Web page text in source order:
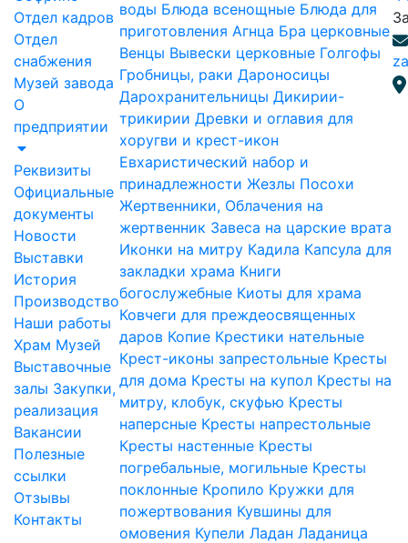
Отдел кадров
Отдел
снабжения
Музей завода
О
предприятии
Реквизиты
Официальные
документы
Новости
Выставки
История
Производство
Наши работы
Храм Музей
Выставочные
залы Закупки,
реализация
Вакансии
Полезные
ссылки
Отзывы
Контакты
воды Блюда всенощные Блюда для
приготовления Агнца Бра церковные
Венцы Вывески церковные Голгофы
Гробницы, раки Дароносицы
Дарохранительницы Дикирии-
трикирии Древки и оглавия для
хоругви и крест-икон
Евхаристический набор и
принадлежности Жезлы Посохи
Жертвенники, Облачения на
жертвенник Завеса на царские врата
Иконки на митру Кадила Капсула для
закладки храма Книги
богослужебные Киоты для храма
Ковчеги для преждеосвященных
даров Копие Крестики нательные
Крест-иконы запрестольные Кресты
для дома Кресты на купол Кресты на
митру, клобук, скуфью Кресты
наперсные Кресты напрестольные
Кресты настенные Кресты
погребальные, могильные Кресты
поклонные Кропило Кружки для
пожертвования Кувшины для
омовения Купели Ладан Ладаница